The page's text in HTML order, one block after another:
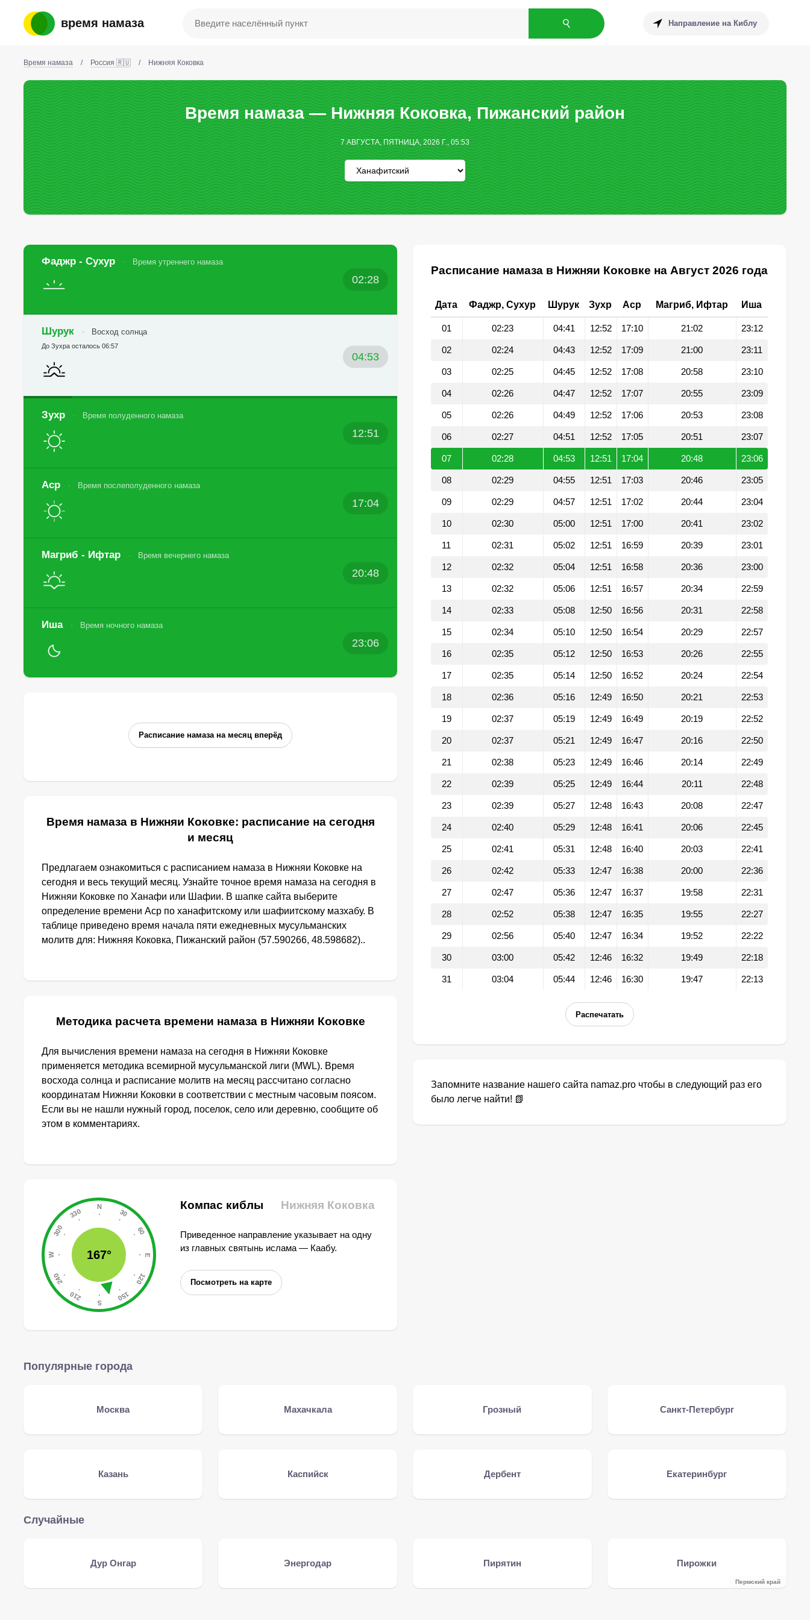
время намаза Направление на Киблу
Время намаза / Россия 🇷🇺 / Нижняя Коковка
Время намаза — Нижняя Коковка, Пижанский район
7 АВГУСТА, ПЯТНИЦА, 2026 Г., 05:53
Фаджр - Сухур Время утреннего намаза
02:28
Шурук Восход солнца
04:53
До Зухра осталось 06:57
Зухр Время полуденного намаза
12:51
Аср Время послеполуденного намаза
17:04
Магриб - Ифтар Время вечернего намаза
20:48
Иша Время ночного намаза
23:06
Расписание намаза на месяц вперёд
Время намаза в Нижняи Коковке: расписание на сегодня
и месяц
Предлагаем ознакомиться с расписанием намаза в Нижняи Коковке на
сегодня и весь текущий месяц. Узнайте точное время намаза на сегодня в
Нижняи Коковке по Ханафи или Шафии. В шапке сайта выберите
определение времени Аср по ханафитскому или шафиитскому мазхабу. В
таблице приведено время начала пяти ежедневных мусульманских
молитв для: Нижняя Коковка, Пижанский район (57.590266, 48.598682)..
Методика расчета времени намаза в Нижняи Коковке
Для вычисления времени намаза на сегодня в Нижняи Коковке
применяется методика всемирной мусульманской лиги (MWL). Время
восхода солнца и расписание молитв на месяц рассчитано согласно
координатам Нижняи Коковки в соответствии с местным часовым поясом.
Если вы не нашли нужный город, поселок, село или деревню, сообщите об
этом в комментариях.
167°
Компас киблы Нижняя Коковка
Приведенное направление указывает на одну
из главных святынь ислама — Каабу.
Посмотреть на карте
Расписание намаза в Нижняи Коковке на Август 2026 года
Дата Фаджр, Сухур Шурук Зухр Аср Магриб, Ифтар Иша
01 02:23 04:41 12:52 17:10 21:02 23:12
02 02:24 04:43 12:52 17:09 21:00 23:11
03 02:25 04:45 12:52 17:08 20:58 23:10
04 02:26 04:47 12:52 17:07 20:55 23:09
05 02:26 04:49 12:52 17:06 20:53 23:08
06 02:27 04:51 12:52 17:05 20:51 23:07
07 02:28 04:53 12:51 17:04 20:48 23:06
08 02:29 04:55 12:51 17:03 20:46 23:05
09 02:29 04:57 12:51 17:02 20:44 23:04
10 02:30 05:00 12:51 17:00 20:41 23:02
11 02:31 05:02 12:51 16:59 20:39 23:01
12 02:32 05:04 12:51 16:58 20:36 23:00
13 02:32 05:06 12:51 16:57 20:34 22:59
14 02:33 05:08 12:50 16:56 20:31 22:58
15 02:34 05:10 12:50 16:54 20:29 22:57
16 02:35 05:12 12:50 16:53 20:26 22:55
17 02:35 05:14 12:50 16:52 20:24 22:54
18 02:36 05:16 12:49 16:50 20:21 22:53
19 02:37 05:19 12:49 16:49 20:19 22:52
20 02:37 05:21 12:49 16:47 20:16 22:50
21 02:38 05:23 12:49 16:46 20:14 22:49
22 02:39 05:25 12:49 16:44 20:11 22:48
23 02:39 05:27 12:48 16:43 20:08 22:47
24 02:40 05:29 12:48 16:41 20:06 22:45
25 02:41 05:31 12:48 16:40 20:03 22:41
26 02:42 05:33 12:47 16:38 20:00 22:36
27 02:47 05:36 12:47 16:37 19:58 22:31
28 02:52 05:38 12:47 16:35 19:55 22:27
29 02:56 05:40 12:47 16:34 19:52 22:22
30 03:00 05:42 12:46 16:32 19:49 22:18
31 03:04 05:44 12:46 16:30 19:47 22:13
Распечатать
Запомните название нашего сайта namaz.pro чтобы в следующий раз его
было легче найти! 📗
Популярные города
Москва Махачкала Грозный Санкт-Петербург
Казань Каспийск Дербент Екатеринбург
Случайные
Дур Онгар Энергодар Пирятин Пирожки
Пермский край